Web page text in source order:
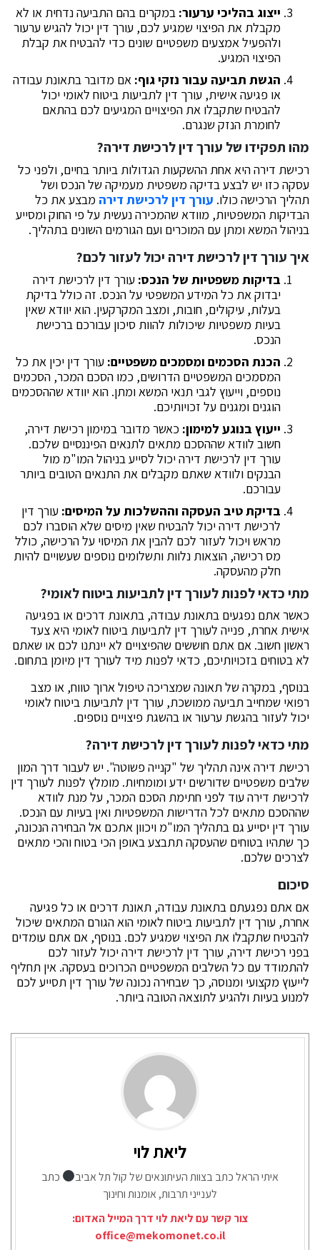
ייצוג בהליכי ערעור: במקרים בהם התביעה נדחית או לא
מקבלת את הפיצוי שמגיע לכם, עורך דין יכול להגיש ערעור
ולהפעיל אמצעים משפטיים שונים כדי להבטיח את קבלת
הפיצוי המגיע.
הגשת תביעה עבור נזקי גוף: אם מדובר בתאונת עבודה
או פגיעה אישית, עורך דין לתביעות ביטוח לאומי יכול
להבטיח שתקבלו את הפיצויים המגיעים לכם בהתאם
לחומרת הנזק שנגרם.
מהו תפקידו של עורך דין לרכישת דירה?
רכישת דירה היא אחת ההשקעות הגדולות ביותר בחיים, ולפני כל
עסקה כזו יש לבצע בדיקה משפטית מעמיקה של הנכס ושל
תהליך הרכישה כולו. עורך דין לרכישת דירה מבצע את כל
הבדיקות המשפטיות, מוודא שהמכירה נעשית על פי החוק ומסייע
בניהול המשא ומתן עם המוכרים ועם הגורמים השונים בתהליך.
איך עורך דין לרכישת דירה יכול לעזור לכם?
בדיקות משפטיות של הנכס: עורך דין לרכישת דירה
יבדוק את כל המידע המשפטי על הנכס. זה כולל בדיקת
בעלות, עיקולים, חובות, ומצב המקרקעין. הוא יוודא שאין
בעיות משפטיות שיכולות להוות סיכון עבורכם ברכישת
הנכס.
הכנת הסכמים ומסמכים משפטיים: עורך דין יכין את כל
המסמכים המשפטיים הדרושים, כמו הסכם המכר, הסכמים
נוספים, וייעוץ לגבי תנאי המשא ומתן. הוא יוודא שההסכמים
הוגנים ומגנים על זכויותיכם.
ייעוץ בנוגע למימון: כאשר מדובר במימון רכישת דירה,
חשוב לוודא שההסכם מתאים לתנאים הפיננסיים שלכם.
עורך דין לרכישת דירה יכול לסייע בניהול המו"מ מול
הבנקים ולוודא שאתם מקבלים את התנאים הטובים ביותר
עבורכם.
בדיקת טיב העסקה וההשלכות על המיסים: עורך דין
לרכישת דירה יכול להבטיח שאין מיסים שלא הוסברו לכם
מראש ויכול לעזור לכם להבין את המיסוי על הרכישה, כולל
מס רכישה, הוצאות נלוות ותשלומים נוספים שעשויים להיות
חלק מהעסקה.
מתי כדאי לפנות לעורך דין לתביעות ביטוח לאומי?
כאשר אתם נפגעים בתאונת עבודה, בתאונת דרכים או בפגיעה
אישית אחרת, פנייה לעורך דין לתביעות ביטוח לאומי היא צעד
ראשון חשוב. אם אתם חוששים שהפיצויים לא יינתנו לכם או שאתם
לא בטוחים בזכויותיכם, כדאי לפנות מיד לעורך דין מיומן בתחום.
בנוסף, במקרה של תאונה שמצריכה טיפול ארוך טווח, או מצב
רפואי שמחייב תביעה ממושכת, עורך דין לתביעות ביטוח לאומי
יכול לעזור בהגשת ערעור או בהשגת פיצויים נוספים.
מתי כדאי לפנות לעורך דין לרכישת דירה?
רכישת דירה אינה תהליך של "קנייה פשוטה". יש לעבור דרך המון
שלבים משפטיים שדורשים ידע ומומחיות. מומלץ לפנות לעורך דין
לרכישת דירה עוד לפני חתימת הסכם המכר, על מנת לוודא
שההסכם מתאים לכל הדרישות המשפטיות ואין בעיות עם הנכס.
עורך דין יסייע גם בתהליך המו"מ ויכוון אתכם אל הבחירה הנכונה,
כך שתהיו בטוחים שהעסקה תתבצע באופן הכי בטוח והכי מתאים
לצרכים שלכם.
סיכום
אם אתם נפגעתם בתאונת עבודה, תאונת דרכים או כל פגיעה
אחרת, עורך דין לתביעות ביטוח לאומי הוא הגורם המתאים שיכול
להבטיח שתקבלו את הפיצוי שמגיע לכם. בנוסף, אם אתם עומדים
בפני רכישת דירה, עורך דין לרכישת דירה יכול לעזור לכם
להתמודד עם כל השלבים המשפטיים הכרוכים בעסקה. אין תחליף
לייעוץ מקצועי ומנוסה, כך שבחירה נכונה של עורך דין תסייע לכם
למנוע בעיות ולהגיע לתוצאה הטובה ביותר.
ליאת לוי
איתי הראל כתב בצוות העיתונאים של קול תל אביב
כתב
לענייני תרבות, אומנות וחינוך
צור קשר עם ליאת לוי דרך המייל האדום:
office@mekomonet.co.il